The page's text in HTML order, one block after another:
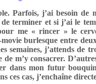
Parfois, j’ai besoin de
terminer et si j’ai le
me « rincer » le
burlesque entre
semaines, j’attends de
de m’y consacrer.
dans mon futur
ces cas, j’enchaîne